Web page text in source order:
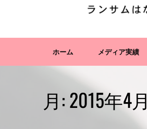
ホーム メディア実績
月:2015年4月